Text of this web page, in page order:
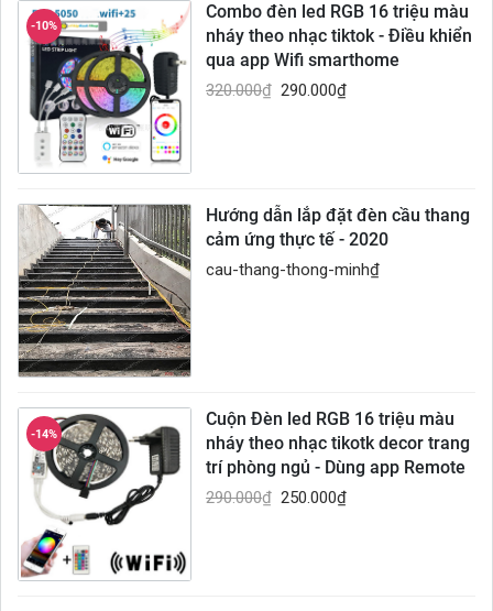
-10%
Combo đèn led RGB 16 triệu màu
nháy theo nhạc tiktok - Điều khiển
qua app Wifi smarthome
320.000₫ 290.000₫
Hướng dẫn lắp đặt đèn cầu thang
cảm ứng thực tế - 2020
cau-thang-thong-minh₫
-14%
Cuộn Đèn led RGB 16 triệu màu
nháy theo nhạc tikotk decor trang
trí phòng ngủ - Dùng app Remote
290.000₫ 250.000₫